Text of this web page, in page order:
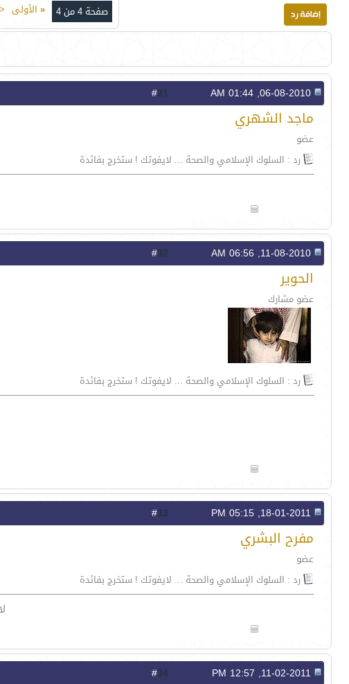
صفحة 4 من 4 « الأولى <
31
ماجد الشهري
عضو
رد : السلوك الإسلامي والصحة ... لايفوتك ! ستخرج بفائدة
32
الحوير
عضو مشارك
رد : السلوك الإسلامي والصحة ... لايفوتك ! ستخرج بفائدة
33
مفرح البشري
عضو
رد : السلوك الإسلامي والصحة ... لايفوتك ! ستخرج بفائدة
#
34